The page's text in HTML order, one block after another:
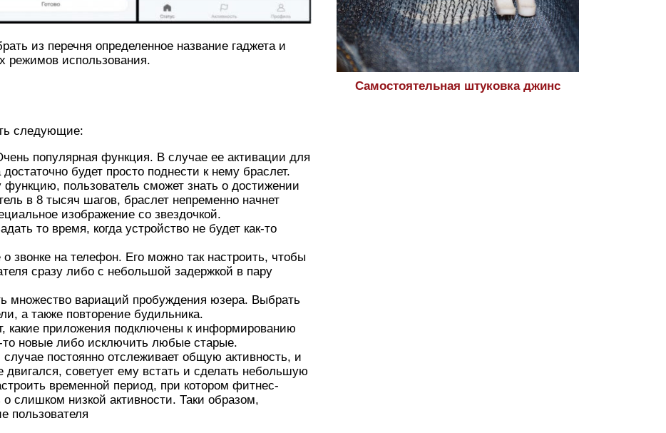
из перечня определенное название гаджета и
режимов использования.
следующие:
популярная функция. В случае ее активации для
будет просто поднести к нему браслет.
пользователь сможет знать о достижении
в 8 тысяч шагов, браслет непременно начнет
изображение со звездочкой.
то время, когда устройство не будет как-то
звонке на телефон. Его можно так настроить, чтобы
сразу либо с небольшой задержкой в пару
множество вариаций пробуждения юзера. Выбрать
а также повторение будильника.
какие приложения подключены к информированию
то новые либо исключить любые старые.
постоянно отслеживает общую активность, и
советует ему встать и сделать небольшую
временной период, при котором фитнес-
слишком низкой активности. Таки образом,
пользователя
Самостоятельная штуковка джинс